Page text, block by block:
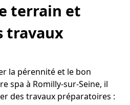
terrain et
travaux
la pérennité et le bon
spa à Romilly-sur-Seine, il
des travaux préparatoires :